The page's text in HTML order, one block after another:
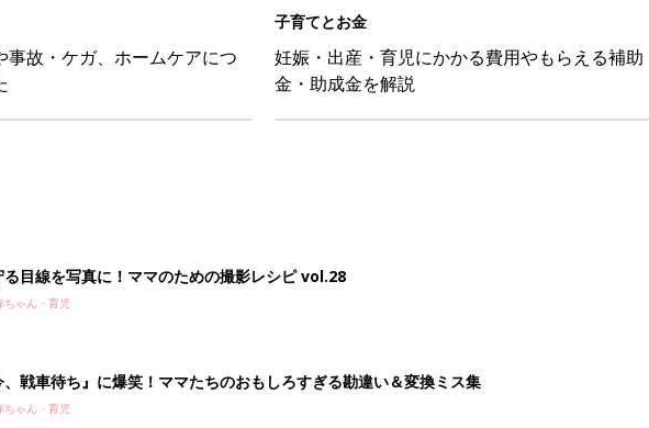
事故・ケガ、ホームケアにつ
子育てとお金
妊娠・出産・育児にかかる費用やもらえる補助
金・助成金を解説
る目線を写真に！ママのための撮影レシピ vol.28
ちゃん・育児
、戦車待ち』に爆笑！ママたちのおもしろすぎる勘違い＆変換ミス集
ちゃん・育児